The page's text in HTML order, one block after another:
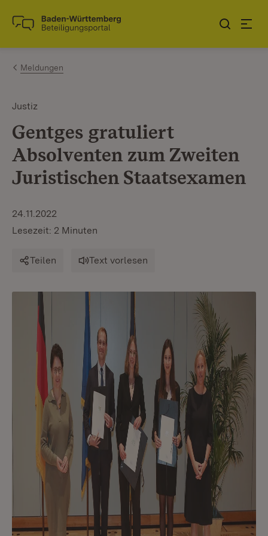
Zum Inhalt springen
Link zur Startseite
Meldungen
Justiz
Gentges gratuliert
Absolventen zum Zweiten
Juristischen Staatsexamen
24.11.2022
Lesezeit: 2 Minuten
Teilen Text vorlesen